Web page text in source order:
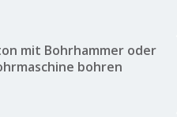
mit Bohrhammer oder
bohren